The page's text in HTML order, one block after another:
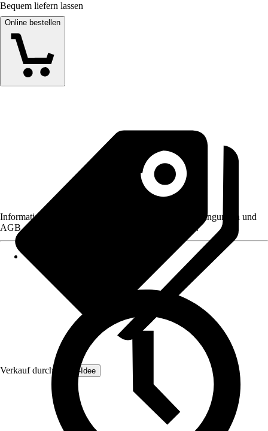
Bequem liefern lassen
Online bestellen
Verkauf durch: Zaun-Idee
Informationen des Verkäufers, wie z. B. Rückgabebedingungen und
AGB, finden Sie bei Klick auf den Verkäufernamen.